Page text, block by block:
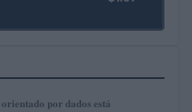
por dados está